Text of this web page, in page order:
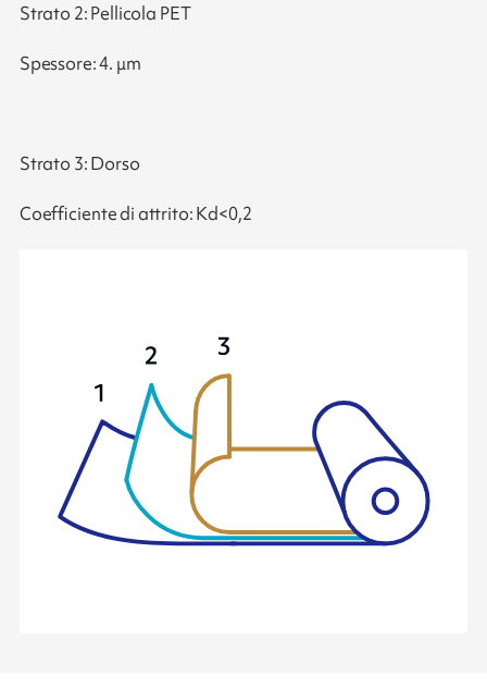
Strato 2: Pellicola PET
Spessore: 4. μm
Strato 3: Dorso
Coefficiente di attrito: Kd<0,2